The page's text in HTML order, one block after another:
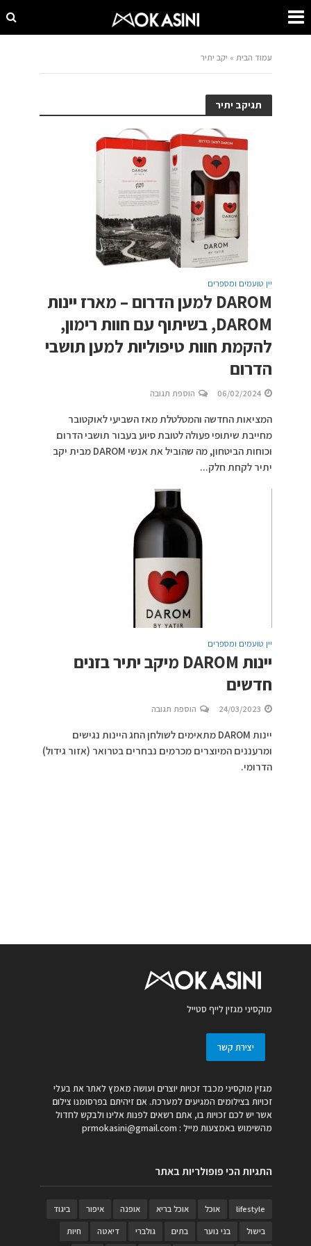
עמוד הבית » יקב יתיר
תגיקב יתיר
יין טועמים ומספרים
DAROM למען הדרום – מארז יינות
DAROM, בשיתוף עם חוות רימון,
להקמת חוות טיפוליות למען תושבי
הדרום
06/02/2024 הוספת תגובה
המציאות החדשה והמטלטלת מאז השביעי לאוקטובר
מחייבת שיתופי פעולה לטובת סיוע בעבור תושבי הדרום
וכוחות הביטחון, מה שהוביל את אנשי DAROM מבית יקב
יתיר לקחת חלק...
יין טועמים ומספרים
יינות DAROM מיקב יתיר בזנים
חדשים
24/03/2023 הוספת תגובה
יינות DAROM מתאימים לשולחן החג היינות נגישים
ומרעננים המיוצרים מכרמים נבחרים בטרואר (אזור גידול)
הדרומי.
מוקסיני מגזין לייף סטייל
יצירת קשר
מגזין מוקסיני מכבד זכויות יוצרים ועושה מאמץ לאתר את בעלי
זכויות בצילומים המגיעים למערכת. אם זיהיתם בפרסומנו צילום
אשר יש לכם זכויות בו, אתם רשאים לפנות אלינו ולבקש לחדול
מהשימוש באמצעות מייל : prmokasini@gmail.com
התגיות הכי פופולריות באתר
lifestyle אוכל אוכל בריא אופנה איפור
ביגוד
בישול
בני נוער בתים גולברי דיאטה חיות